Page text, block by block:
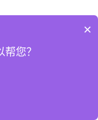
式呢？
×
您？